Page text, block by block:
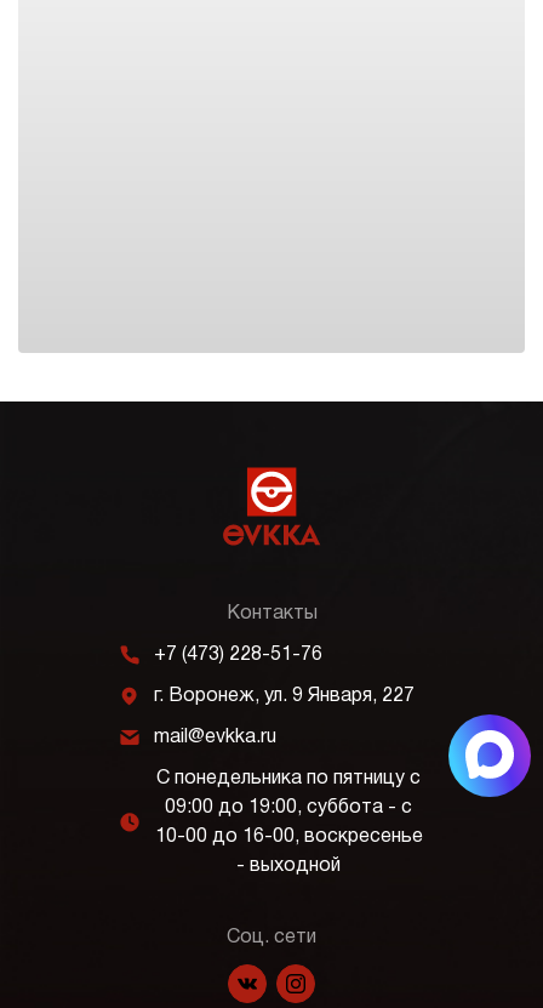
Контакты
m +7 (473) 228-51-76
j г. Воронеж, ул. 9 Января, 227
k mail@evkka.ru
l
С понедельника по пятницу с
09:00 до 19:00, суббота - с
10-00 до 16-00, воскресенье
- выходной
Соц. сети
f p